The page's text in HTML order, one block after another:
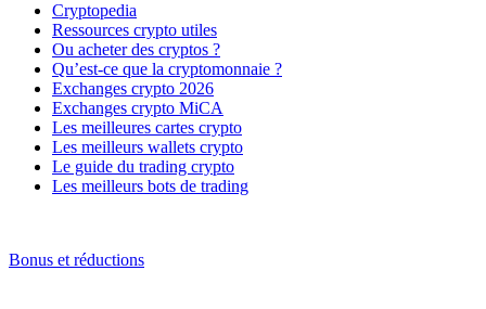
Cryptopedia
Ressources crypto utiles
Ou acheter des cryptos ?
Qu’est-ce que la cryptomonnaie ?
Exchanges crypto 2026
Exchanges crypto MiCA
Les meilleures cartes crypto
Les meilleurs wallets crypto
Le guide du trading crypto
Les meilleurs bots de trading
Bonus et réductions